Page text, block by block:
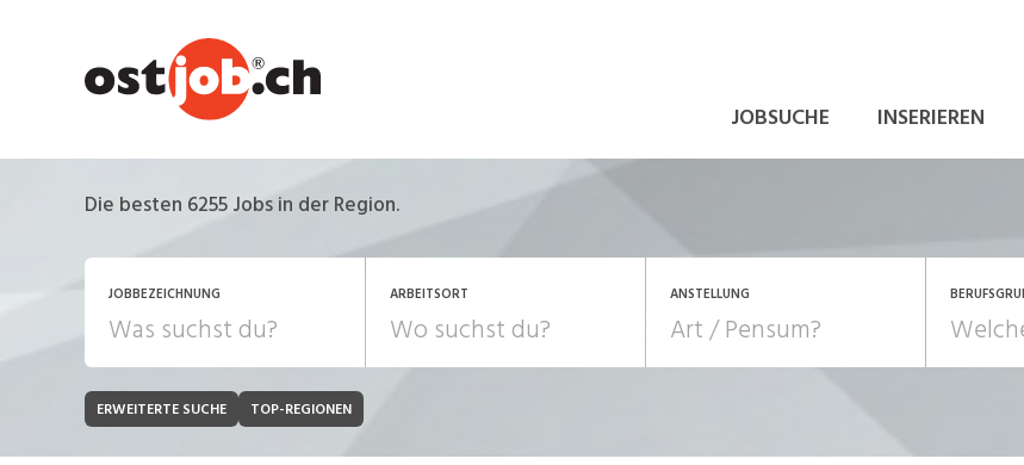
JOBSUCHE INSERIEREN
Die besten 6255 Jobs in der Region.
JOBBEZEICHNUNG ARBEITSORT ANSTELLUNG
JOB-TYPBank, Versicherung
ERWEITERTE SUCHE TOP-REGIONEN